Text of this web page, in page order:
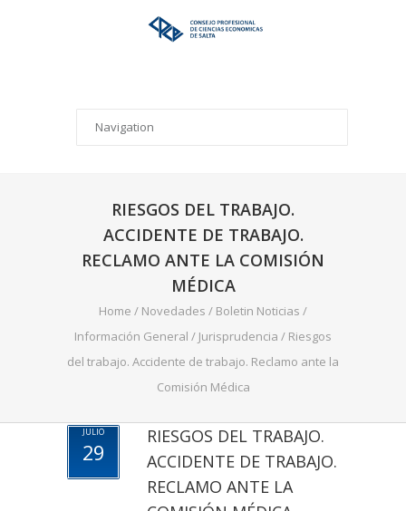
RIESGOS DEL TRABAJO.
ACCIDENTE DE TRABAJO.
RECLAMO ANTE LA COMISIÓN
MÉDICA
Home / Novedades / Boletin Noticias /
Información General / Jurisprudencia / Riesgos
del trabajo. Accidente de trabajo. Reclamo ante la
Comisión Médica
JULIO
29
RIESGOS DEL TRABAJO.
ACCIDENTE DE TRABAJO.
RECLAMO ANTE LA